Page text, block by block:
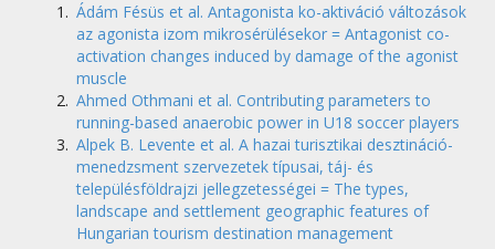
Ádám Fésüs et al. Antagonista ko-aktiváció változások
az agonista izom mikrosérülésekor = Antagonist co-
activation changes induced by damage of the agonist
muscle
Ahmed Othmani et al. Contributing parameters to
running-based anaerobic power in U18 soccer players
Alpek B. Levente et al. A hazai turisztikai desztináció-
menedzsment szervezetek típusai, táj- és
településföldrajzi jellegzetességei = The types,
landscape and settlement geographic features of
Hungarian tourism destination management